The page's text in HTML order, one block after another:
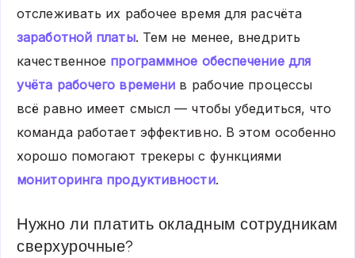
отслеживать их рабочее время для расчёта
заработной платы. Тем не менее, внедрить
качественное программное обеспечение для
учёта рабочего времени в рабочие процессы
всё равно имеет смысл — чтобы убедиться, что
команда работает эффективно. В этом особенно
хорошо помогают трекеры с функциями
мониторинга продуктивности.
Нужно ли платить окладным сотрудникам
сверхурочные?